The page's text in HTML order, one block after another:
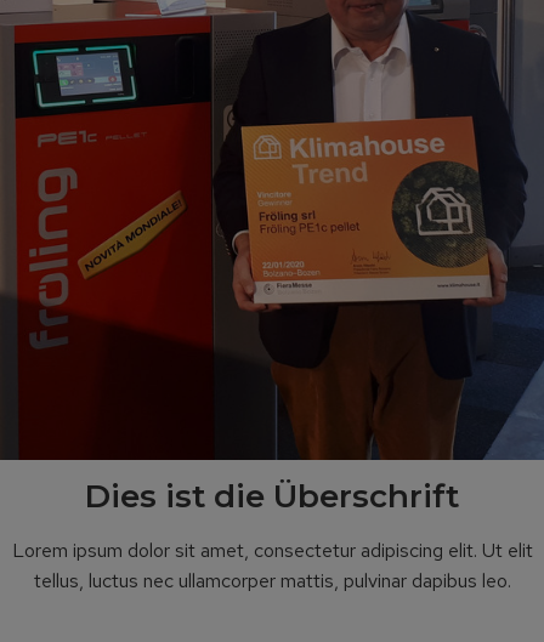
Dies ist die Überschrift
Lorem ipsum dolor sit amet, consectetur adipiscing elit. Ut elit
tellus, luctus nec ullamcorper mattis, pulvinar dapibus leo.